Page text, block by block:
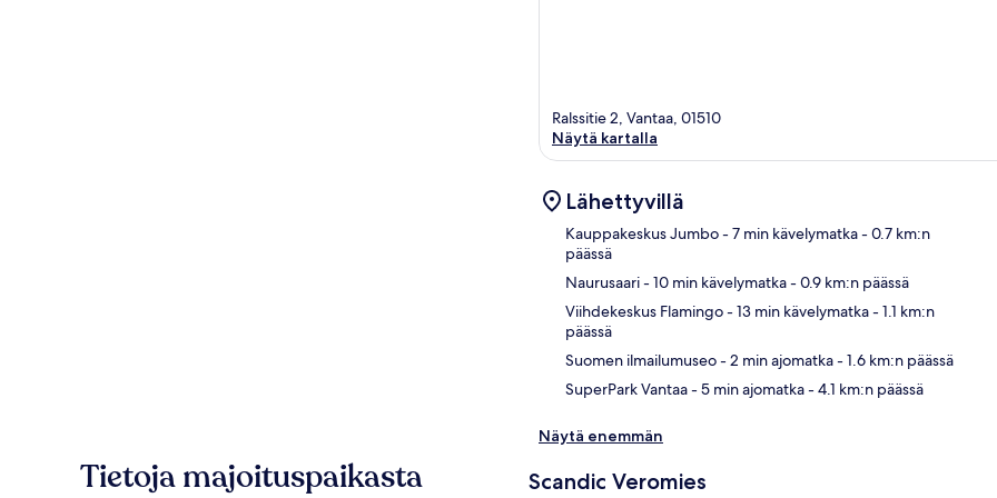
Ralssitie 2, Vantaa, 01510
Näytä kartalla
Lähettyvillä
Kauppakeskus Jumbo- 7 min kävelymatka- 0.7 km:n
päässä
Naurusaari- 10 min kävelymatka- 0.9 km:n päässä
Viihdekeskus Flamingo- 13 min kävelymatka- 1.1 km:n
päässä
Suomen ilmailumuseo- 2 min ajomatka- 1.6 km:n päässä
SuperPark Vantaa- 5 min ajomatka- 4.1 km:n päässä
Näytä enemmän
Tietoja majoituspaikasta Scandic Veromies